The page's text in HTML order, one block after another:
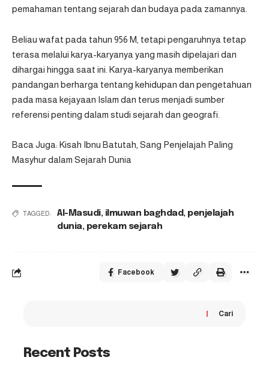
pemahaman tentang sejarah dan budaya pada zamannya.
Beliau wafat pada tahun 956 M, tetapi pengaruhnya tetap
terasa melalui karya-karyanya yang masih dipelajari dan
dihargai hingga saat ini. Karya-karyanya memberikan
pandangan berharga tentang kehidupan dan pengetahuan
pada masa kejayaan Islam dan terus menjadi sumber
referensi penting dalam studi sejarah dan geografi.
Baca Juga: Kisah Ibnu Batutah, Sang Penjelajah Paling
Masyhur dalam Sejarah Dunia
TAGGED: Al-Masudi, ilmuwan baghdad, penjelajah
dunia, perekam sejarah
Facebook
Cari
Recent Posts